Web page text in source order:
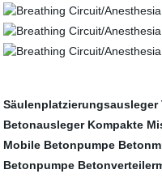
Säulenplatzierungsausleger
Betonausleger Kompakte
Mobile Betonpumpe
Betonpumpe